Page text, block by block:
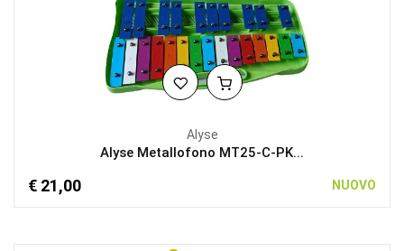
Alyse
Alyse Metallofono MT25-C-PK...
€ 21,00 NUOVO